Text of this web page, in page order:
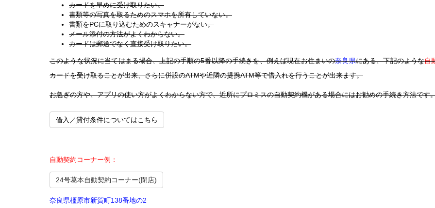
カードを早めに受け取りたい。
書類等の写真を取るためのスマホを所有していない。
書類をPCに取り込むためのスキャナーがない。
メール添付の方法がよくわからない。
カードは郵送でなく直接受け取りたい。
このような状況に当てはまる場合、上記の手順の5番以降の手続きを、例えば現在お住まいの奈良県にある、下記のような自
カードを受け取ることが出来、さらに併設のATMや近隣の提携ATM等で借入れを行うことが出来ます。
お急ぎの方や、アプリの使い方がよくわからない方で、近所にプロミスの自動契約機がある場合にはお勧めの手続き方法です
借入／貸付条件についてはこちら
自動契約コーナー例：
24号葛本自動契約コーナー(閉店)
奈良県橿原市新賀町138番地の2